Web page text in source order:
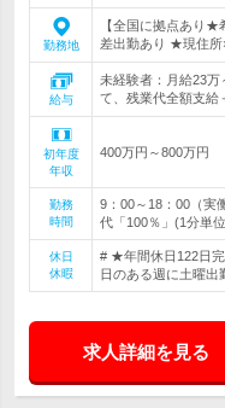
勤務地
【全国に拠点あり
差出勤あり ★現住所
給与
未経験者：月給23万
て、残業代全額支給
初年度
年収
400万円～800万円
勤務
時間
9：00～18：00（
代「100％」(1分単
休日
休暇
# ★年間休日122日
日のある週に土曜出
求人詳細を見る